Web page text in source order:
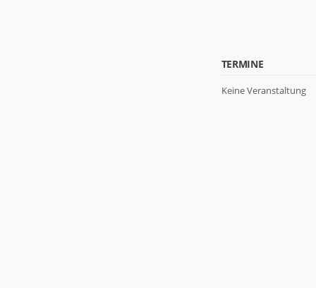
TERMINE
Keine Veranstaltung